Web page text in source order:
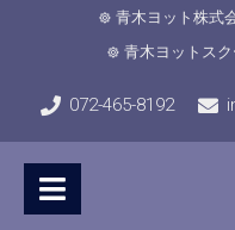
青木ヨット株式
青木ヨットス
072-465-8192